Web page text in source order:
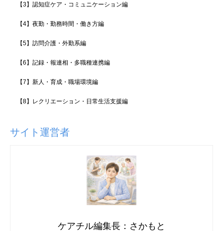
【3】認知症ケア・コミュニケーション編
【4】夜勤・勤務時間・働き方編
【5】訪問介護・外勤系編
【6】記録・報連相・多職種連携編
【7】新人・育成・職場環境編
【8】レクリエーション・日常生活支援編
サイト運営者
ケアチル編集長：さかもと